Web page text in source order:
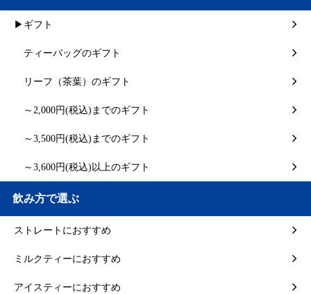
▶ギフト
ティーバッグのギフト
リーフ（茶葉）のギフト
～2,000円(税込)までのギフト
～3,500円(税込)までのギフト
～3,600円(税込)以上のギフト
飲み方で選ぶ
ストレートにおすすめ
ミルクティーにおすすめ
アイスティーにおすすめ